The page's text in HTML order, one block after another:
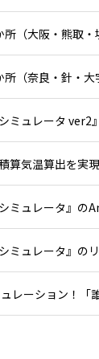
所（大阪・熊取
所（奈良・針・
ミュレータ ver2
算気温算出を実
ミュレータ』の
ミュレータ』の
レーション！「